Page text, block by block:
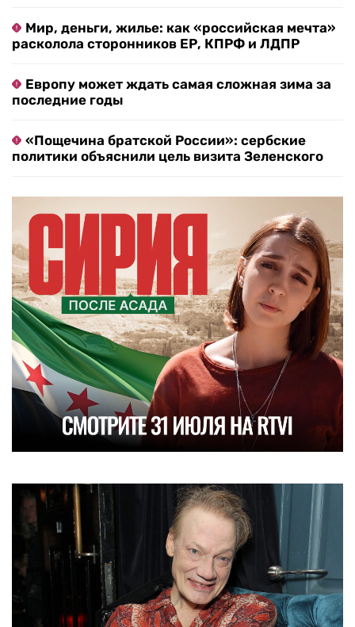
Мир, деньги, жилье: как «российская мечта»
расколола сторонников ЕР, КПРФ и ЛДПР
Европу может ждать самая сложная зима за
последние годы
«Пощечина братской России»: сербские
политики объяснили цель визита Зеленского